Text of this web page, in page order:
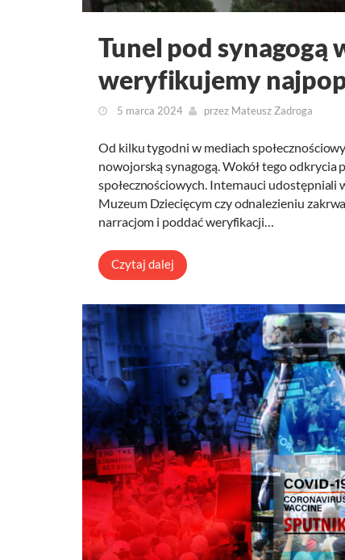
Tunel pod synagogą
weryfikujemy
5 marca 2024 przez Mateusz Zadroga
Od kilku tygodni w mediach
nowojorską synagogą. Wokół tego
społecznościowych. Internauci udostępniali
Muzeum Dziecięcym czy odnalezieniu
narracjom i poddać weryfikacji…
Czytaj dalej